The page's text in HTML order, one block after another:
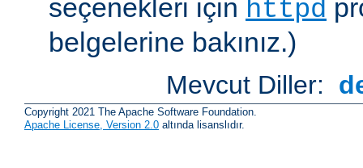
seçenekleri için httpd
belgelerine bakınız.)
Mevcut Diller:
Copyright 2021 The Apache Software Foundation.
Apache License, Version 2.0 altında lisanslıdır.